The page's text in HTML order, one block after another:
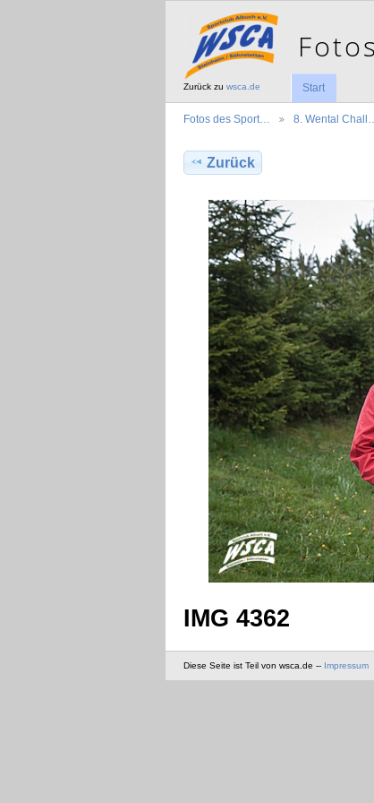
Zurück zu wsca.de Start
Fotos des Sport… 8. Wental Chall…
Zurück
IMG 4362
Diese Seite ist Teil von wsca.de -- Impressum